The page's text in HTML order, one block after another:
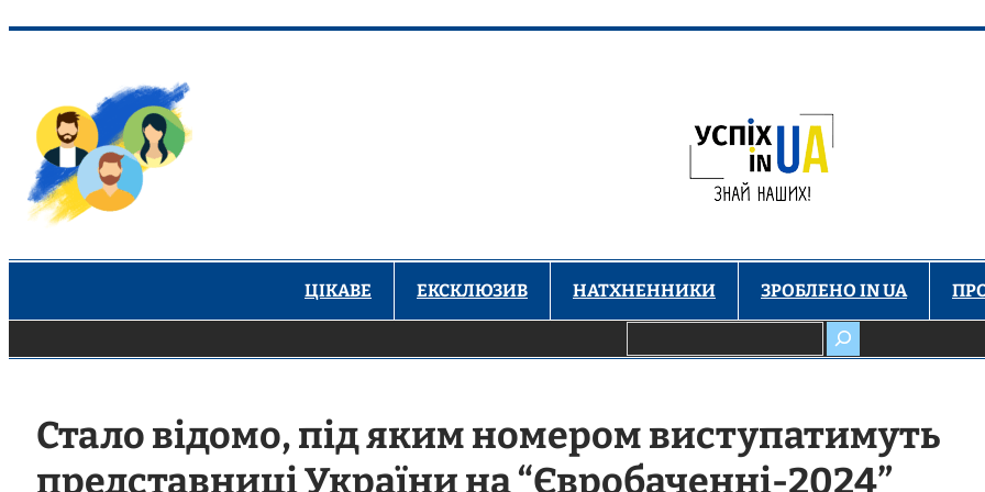
вмісту
ЦІКАВЕ ЕКСКЛЮЗИВ НАТХНЕННИКИ ЗРОБЛЕНО IN UA
Стало відомо, під яким номером виступатимуть
представниці України на “Євробаченні-2024”